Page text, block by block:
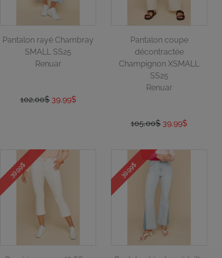
Pantalon rayé Chambray
SMALL SS25
Renuar
102,00$ 39,99$
Pantalon coupe
décontractée
Champignon XSMALL
SS25
Renuar
105,00$ 39,99$
39.99$ 39.99$